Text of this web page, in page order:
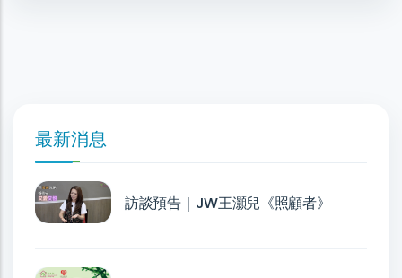
最新消息
訪談預告｜JW王灝兒《照顧者》